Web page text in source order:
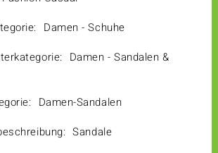
Damen - Schuhe
Damen - Sandalen &
Damen-Sandalen
Sandale